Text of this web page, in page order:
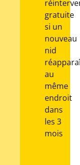
gratuite
si un
nouveau
nid
au
même
endroit
dans
les 3
mois